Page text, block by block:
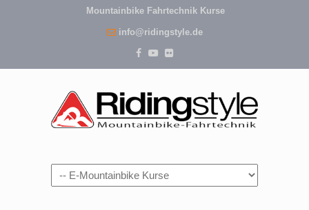
Mountainbike Fahrtechnik Kurse
info@ridingstyle.de
Navigation